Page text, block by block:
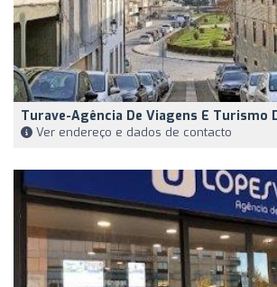
Turave-Agência De Viagens E Turismo
Ver endereço e dados de contacto